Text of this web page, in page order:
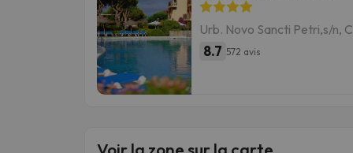
Urb. Novo Sancti Petri,s/n,
8.7 572 avis